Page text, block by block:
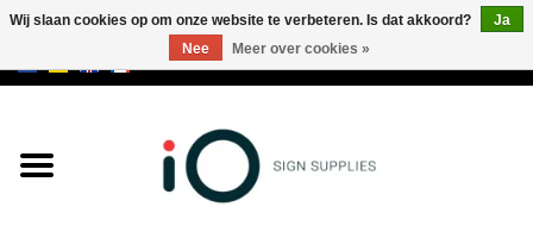
Merken
Wij slaan cookies op om onze website te verbeteren. Is dat akkoord?
Ja
Nee
Meer over cookies »